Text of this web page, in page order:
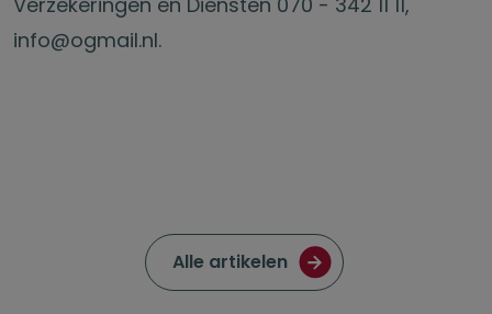
info@ogmail.nl.
Ga naar de pagina met
Alle artikelen